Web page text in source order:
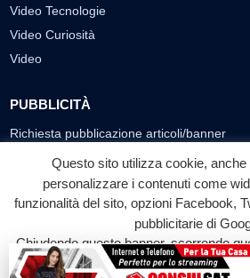
Video Tecnologie
Video Curiosità
Video
PUBBLICITÀ
Richiesta pubblicazione articoli/banner
SEGUICI SUI SOCIAL
f
Facebook
◎
Questo sito utilizza cookie,
personalizzare i contenuti come
funzionalità del sito, opzioni Facebook,
pubblicitarie di
Chiudendo questo banner, scorrendo
su qualunque suo elemento